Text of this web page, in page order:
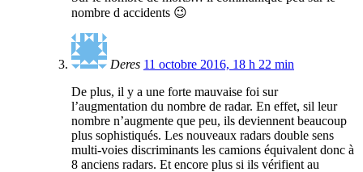
nombre d accidents 😉
Deres 11 octobre 2016, 18 h 22 min
De plus, il y a une forte mauvaise foi sur
l’augmentation du nombre de radar. En effet, sil leur
nombre n’augmente que peu, ils deviennent beaucoup
plus sophistiqués. Les nouveaux radars double sens
multi-voies discriminants les camions équivalent donc à
8 anciens radars. Et encore plus si ils vérifient au